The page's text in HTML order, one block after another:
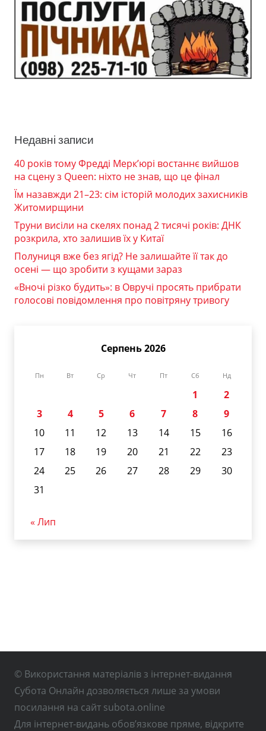
Недавні записи
40 років тому Фредді Мерк’юрі востаннє вийшов
на сцену з Queen: ніхто не знав, що це фінал
Їм назавжди 21–23: сім історій молодих захисників
Житомирщини
Труни висіли на скелях понад 2 тисячі років: ДНК
розкрила, хто залишив їх у Китаї
Полуниця вже без ягід? Не залишайте її так до
осені — що зробити з кущами зараз
«Вночі різко будить»: в Овручі просять прибрати
голосові повідомлення про повітряну тривогу
Серпень 2026
Пн Вт Ср Чт Пт Сб Нд
1
2
3
4 5 6 7 8
9
10
11 12 13 14 15
16
17
18 19 20 21 22
23
24
25 26 27 28 29
30
31
« Лип
© Використання матеріалів з інтернет-видання
Субота Онлайн дозволяється лише за умови
посилання на сайт subota.online
Для інтернет-видань обов’язкове пряме, відкрите